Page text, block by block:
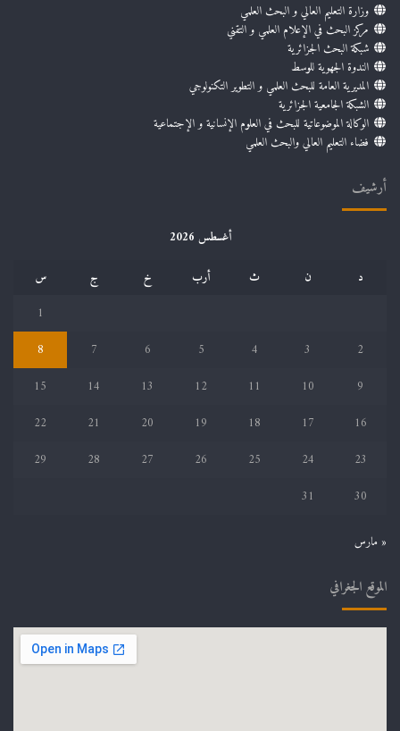
وزارة التعليم العالي و البحث العلمي
مركز البحث في الإعلام العلمي و التقني
شبكة البحث الجزائرية
الندوة الجهوية للوسط
المديرية العامة للبحث العلمي و التطوير التكنولوجي
الشبكة الجامعية الجزائرية
الوكالة الموضوعاتية للبحث في العلوم الإنسانية و الإجتماعية
فضاء التعليم العالي والبحث العلمي
أرشيف
أغسطس 2026
د
ن ث أرب خ ج
س
1
2
3
4
5
6
7
8
9
10
11
12
13
14
15
16
17
18
19
20
21
22
23
24
25
26
27
28
29
30
31
« مارس
الموقع الجغرافي